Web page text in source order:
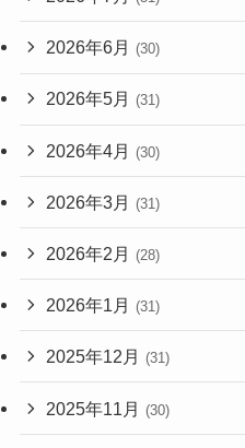
2026年6月 (30)
2026年5月 (31)
2026年4月 (30)
2026年3月 (31)
2026年2月 (28)
2026年1月 (31)
2025年12月 (31)
2025年11月 (30)